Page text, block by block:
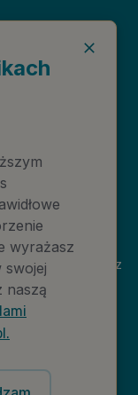
Linia
państwa, przez
–
808,00 zł.
wyrażasz
swojej
naszą